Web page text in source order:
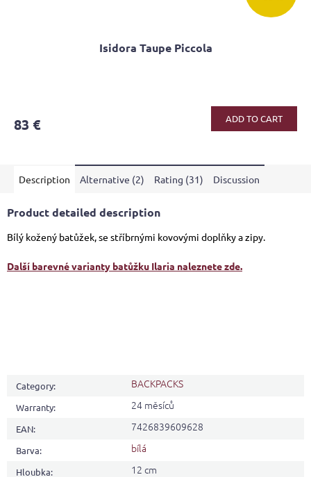
Isidora Taupe Piccola
rating
of
stars.
83 € ADD TO CART
Description Alternative (2) Rating (31) Discussion
Product detailed description
Bílý kožený batůžek, se stříbrnými kovovými doplňky a zipy.
Další barevné varianty batůžku Ilaria naleznete zde.
Category: BACKPACKS
Warranty: 24 měsíců
EAN: 7426839609628
Barva: bílá
Hloubka: 12 cm